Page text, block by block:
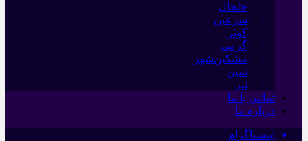
خلخال
سرعین
کوثر
گرمی
مشکین‌شهر
نمین
نیر
تماس با ما
درباره ما
اینستاگرام